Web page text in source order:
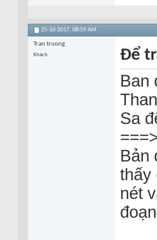
25-10-2017, 08:59 AM
Tran truong
Khách Để
Ban
Sa
Bản
thấy
nét